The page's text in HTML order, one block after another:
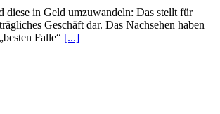
diese in Geld umzuwandeln: Das stellt für
Geschäft dar. Das Nachsehen haben
Falle“ [...]